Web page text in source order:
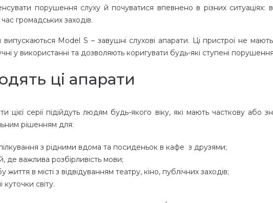
порушення слуху й почуватися впевнено в різних ситуаціях:
громадських заходів.
Model S – завушні слухові апарати. Ці пристрої не
у використанні та дозволяють коригувати будь-які ступені
ці апарати
цієї серії підійдуть людям будь-якого віку, які мають часткову або
рішенням для:
з рідними вдома та посиденьок в кафе з друзями;
де важлива розбірливість мови;
життя в місті з відвідуванням театру, кіно, публічних заходів;
світу.